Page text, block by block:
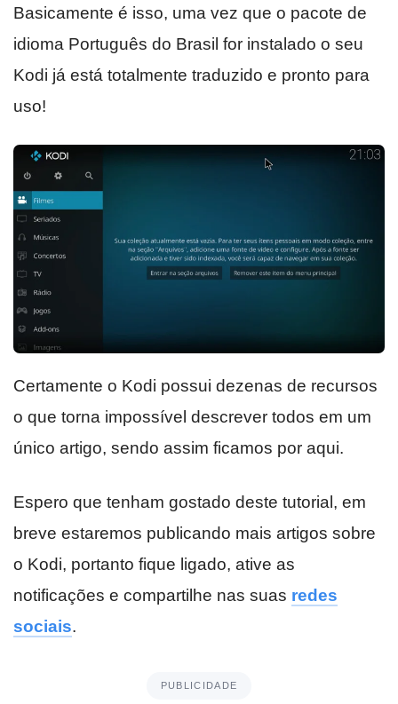
Basicamente é isso, uma vez que o pacote de
idioma Português do Brasil for instalado o seu
Kodi já está totalmente traduzido e pronto para
uso!
Certamente o Kodi possui dezenas de recursos
o que torna impossível descrever todos em um
único artigo, sendo assim ficamos por aqui.
Espero que tenham gostado deste tutorial, em
breve estaremos publicando mais artigos sobre
o Kodi, portanto fique ligado, ative as
notificações e compartilhe nas suas redes
sociais.
PUBLICIDADE